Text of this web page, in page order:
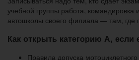
учебной группы работа,
автошколы своего филиала — там, где
Как открыть категорию А, если
Правила допуска